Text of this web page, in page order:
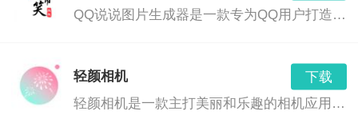
QQ说说图片生成器是一款专为QQ用户打造的个性说说图片制作应用。用户可以通过简单的操作，快速生成符合自己心情和风格的QQ说说图片，让你的社交动态更加个性、有趣。
轻颜相机
下载
轻颜相机是一款主打美丽和乐趣的相机应用，为手机用户提供了专业级的拍照体验，深受全球用户的喜爱。